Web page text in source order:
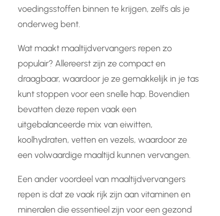
voedingsstoffen binnen te krijgen, zelfs als je
onderweg bent.
Wat maakt maaltijdvervangers repen zo
populair? Allereerst zijn ze compact en
draagbaar, waardoor je ze gemakkelijk in je tas
kunt stoppen voor een snelle hap. Bovendien
bevatten deze repen vaak een
uitgebalanceerde mix van eiwitten,
koolhydraten, vetten en vezels, waardoor ze
een volwaardige maaltijd kunnen vervangen.
Een ander voordeel van maaltijdvervangers
repen is dat ze vaak rijk zijn aan vitaminen en
mineralen die essentieel zijn voor een gezond